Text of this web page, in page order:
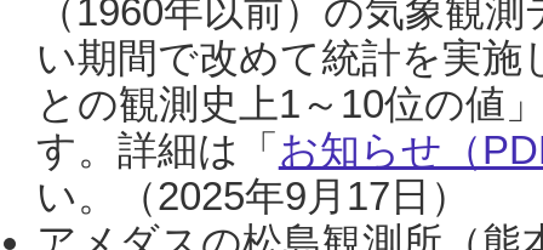
（1960年以前）の気象観
い期間で改めて統計を実
との観測史上1～10位の値
す。詳細は「 お知らせ（
い。（2025年9月17日）